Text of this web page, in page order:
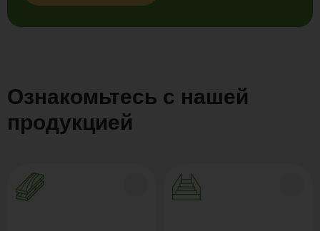
Ознакомьтесь с нашей
продукцией